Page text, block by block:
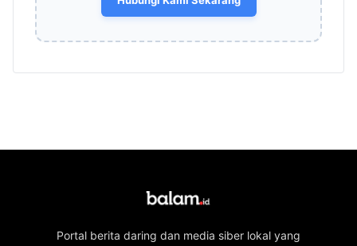
Portal berita daring dan media siber lokal yang